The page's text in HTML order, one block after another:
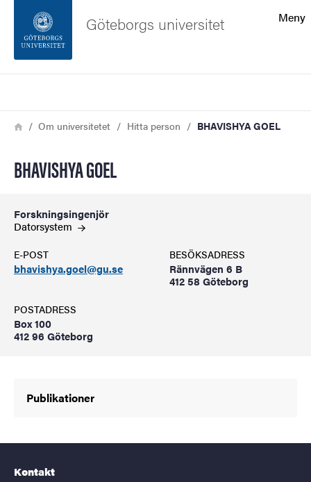
Sidfoten
Meny
Göteborgs universitet
Länkstig
HemOm universitetet Hitta person BHAVISHYA GOEL
BHAVISHYA GOEL
Forskningsingenjör
Datorsystem
E-POST
bhavishya.goel@gu.se
BESÖKSADRESS
Rännvägen 6 B
412 58 Göteborg
POSTADRESS
Box 100
412 96 Göteborg
Publikationer
Kontakt